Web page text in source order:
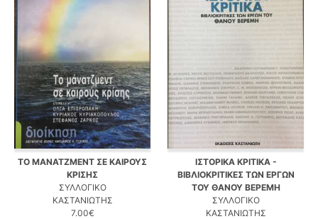
ΤΟ ΜΑΝΑΤΖΜΕΝΤ ΣΕ ΚΑΙΡΟΥΣ
ΚΡΙΣΗΣ
ΣΥΛΛΟΓΙΚΟ
ΚΑΣΤΑΝΙΩΤΗΣ
7.00€
ΙΣΤΟΡΙΚΑ ΚΡΙΤΙΚΑ -
ΒΙΒΛΙΟΚΡΙΤΙΚΕΣ ΤΩΝ ΕΡΓΩΝ
ΤΟΥ ΘΑΝΟΥ ΒΕΡΕΜΗ
ΣΥΛΛΟΓΙΚΟ
ΚΑΣΤΑΝΙΩΤΗΣ